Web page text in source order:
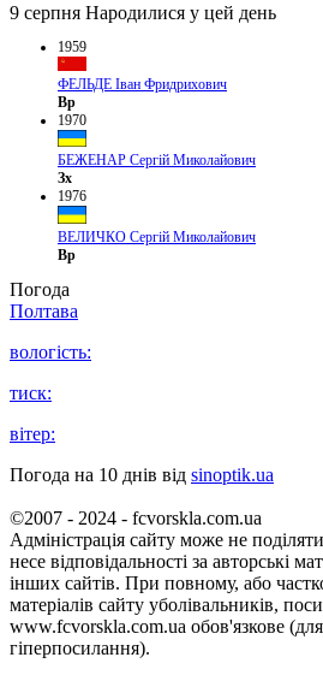
9 серпня Народилися у цей день
1959
ФЕЛЬДЕ Іван Фридрихович
Вр
1970
БЕЖЕНАР Сергій Миколайович
Зх
1976
ВЕЛИЧКО Сергій Миколайович
Вр
Погода
Полтава
вологість:
тиск:
вітер:
Погода на 10 днів від sinoptik.ua
©2007 - 2024 - fcvorskla.com.ua
Адміністрація сайту може не
несе відповідальності за авторські
інших сайтів. При повному, або
матеріалів сайту уболівальників,
www.fcvorskla.com.ua обов'язкове (для
гіперпосилання).